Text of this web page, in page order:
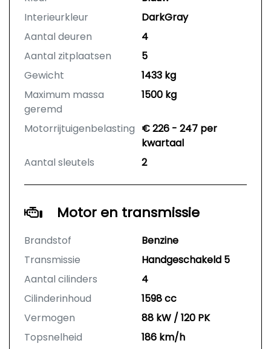
Interieurkleur
DarkGray
Aantal deuren
4
Aantal zitplaatsen
5
Gewicht
1433 kg
Maximum massa
geremd
1500 kg
Motorrijtuigenbelasting € 226 - 247 per
kwartaal
Aantal sleutels
2
Motor en transmissie
Brandstof
Benzine
Transmissie
Handgeschakeld 5
Aantal cilinders
4
Cilinderinhoud
1598 cc
Vermogen
88 kW / 120 PK
Topsnelheid
186 km/h